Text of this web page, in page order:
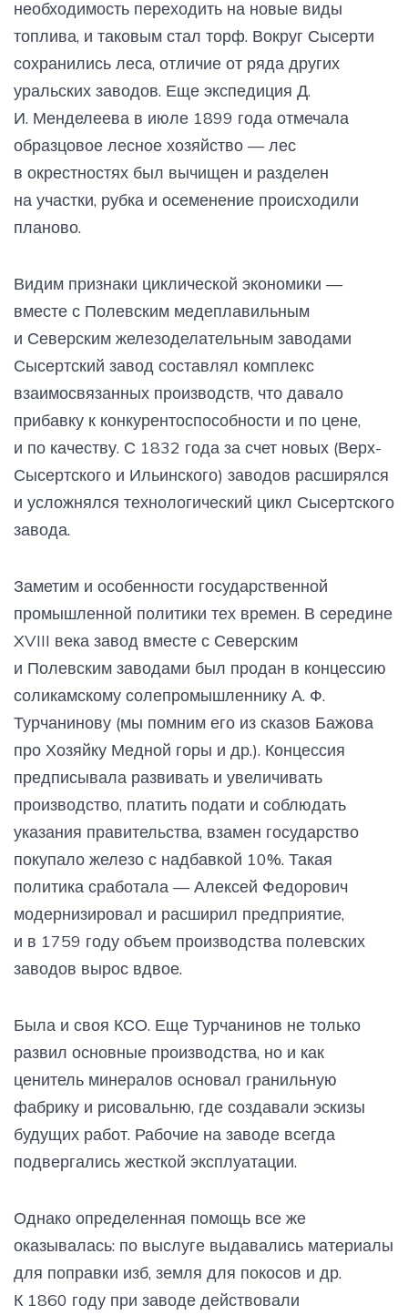
необходимость переходить на новые виды
топлива, и таковым стал торф. Вокруг Сысерти
сохранились леса, отличие от ряда других
уральских заводов. Еще экспедиция Д.
И. Менделеева в июле 1899 года отмечала
образцовое лесное хозяйство — лес
в окрестностях был вычищен и разделен
на участки, рубка и осеменение происходили
планово.
Видим признаки циклической экономики —
вместе с Полевским медеплавильным
и Северским железоделательным заводами
Сысертский завод составлял комплекс
взаимосвязанных производств, что давало
прибавку к конкурентоспособности и по цене,
и по качеству. С 1832 года за счет новых (Верх-
Сысертского и Ильинского) заводов расширялся
и усложнялся технологический цикл Сысертского
завода.
Заметим и особенности государственной
промышленной политики тех времен. В середине
XVIII века завод вместе с Северским
и Полевским заводами был продан в концессию
соликамскому солепромышленнику А. Ф.
Турчанинову (мы помним его из сказов Бажова
про Хозяйку Медной горы и др.). Концессия
предписывала развивать и увеличивать
производство, платить подати и соблюдать
указания правительства, взамен государство
покупало железо с надбавкой 10%. Такая
политика сработала — Алексей Федорович
модернизировал и расширил предприятие,
и в 1759 году объем производства полевских
заводов вырос вдвое.
Была и своя КСО. Еще Турчанинов не только
развил основные производства, но и как
ценитель минералов основал гранильную
фабрику и рисовальню, где создавали эскизы
будущих работ. Рабочие на заводе всегда
подвергались жесткой эксплуатации.
Однако определенная помощь все же
оказывалась: по выслуге выдавались материалы
для поправки изб, земля для покосов и др.
К 1860 году при заводе действовали